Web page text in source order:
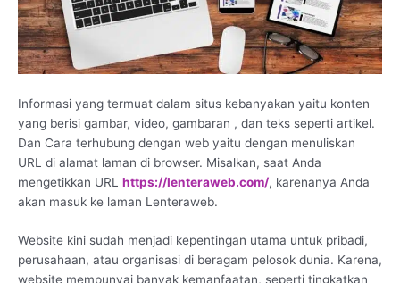
Informasi yang termuat dalam situs kebanyakan yaitu konten
yang berisi gambar, video, gambaran , dan teks seperti artikel.
Dan Cara terhubung dengan web yaitu dengan menuliskan
URL di alamat laman di browser. Misalkan, saat Anda
mengetikkan URL https://lenteraweb.com/, karenanya Anda
akan masuk ke laman Lenteraweb.
Website kini sudah menjadi kepentingan utama untuk pribadi,
perusahaan, atau organisasi di beragam pelosok dunia. Karena,
website mempunyai banyak kemanfaatan, seperti tingkatkan